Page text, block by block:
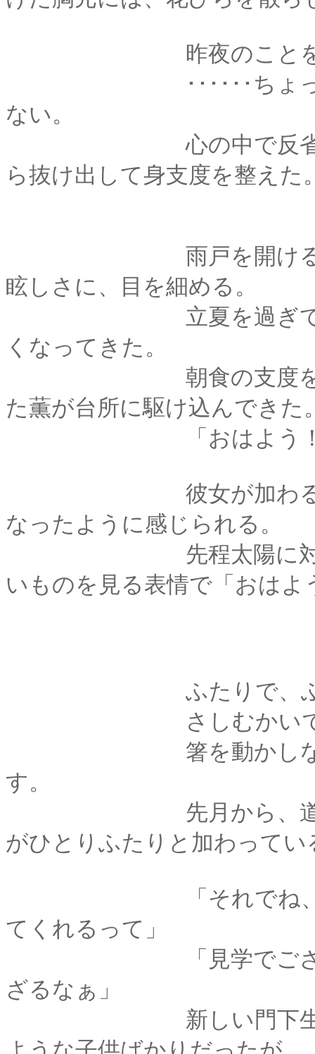
昨夜のことを思い
･･････ちょっと、疲
ない。
心の中で反省の言葉
ら抜け出して身支度を整えた
雨戸を開けると、注
眩しさに、目を細める。
立夏を過ぎて、ここ
くなってきた。
朝食の支度をしてい
た薫が台所に駆け込んできた
「おはよう！ちょっ
彼女が加わると、そ
なったように感じられる。
先程太陽に対してそ
いものを見る表情で「おはよ
ふたりで、ふたり
さしむかいで「い
箸を動かしながら、
す。
先月から、道場には
がひとりふたりと加わってい
「それでね、今日は
てくれるって」
「見学でござるか、
ざるなぁ」
新しい門下生はいず